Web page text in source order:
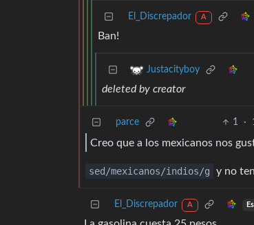
El_Discrepador A
Ban!
Justacityboy
deleted by creator
parce 1 ·
Creo que a los mexicanos nos
sed/mexicanos/indios/g y no
El_Discrepador A